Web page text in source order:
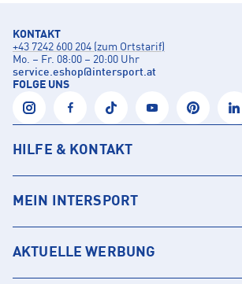
KONTAKT
+43 7242 600 204 (zum Ortstarif)
Mo. – Fr. 08:00 – 20:00 Uhr
service.eshop@intersport.at
FOLGE UNS
HILFE & KONTAKT
MEIN INTERSPORT
AKTUELLE WERBUNG